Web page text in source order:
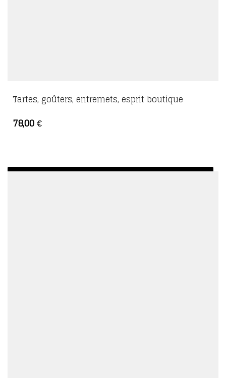
Tartes, goûters, entremets, esprit boutique
AJOUTER AU PANIER
78,00 €